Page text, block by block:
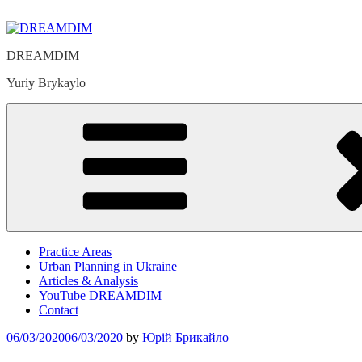
to
DREAMDIM
Yuriy Brykaylo
Practice Areas
Urban Planning in Ukraine
Articles & Analysis
YouTube DREAMDIM
Contact
Posted
06/03/202006/03/2020 by Юрій Брикайло